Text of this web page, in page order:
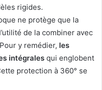
rigides.
ne protège que la
de la combiner avec
y remédier, les
intégrales qui englobent
protection à 360° se